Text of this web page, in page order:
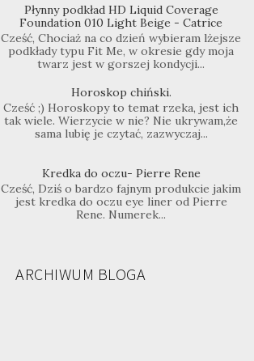
Płynny podkład HD Liquid Coverage
Foundation 010 Light Beige - Catrice
Cześć, Chociaż na co dzień wybieram lżejsze
podkłady typu Fit Me, w okresie gdy moja
twarz jest w gorszej kondycji...
Horoskop chiński.
Cześć ;) Horoskopy to temat rzeka, jest ich
tak wiele. Wierzycie w nie? Nie ukrywam,że
sama lubię je czytać, zazwyczaj...
Kredka do oczu- Pierre Rene
Cześć, Dziś o bardzo fajnym produkcie jakim
jest kredka do oczu eye liner od Pierre
Rene. Numerek...
ARCHIWUM BLOGA